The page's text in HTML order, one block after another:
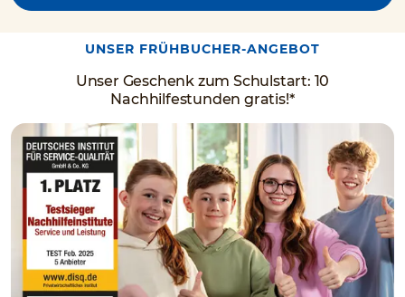
UNSER FRÜHBUCHER-ANGEBOT
Unser Geschenk zum Schulstart: 10
Nachhilfestunden gratis!*